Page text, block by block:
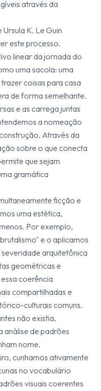
através da
K. Le Guin
este processo.
linear da jornada do
uma sacola: uma
coisas para casa
de forma semelhante.
e as carrega juntas
a nomeação
Através da
sobre o que conecta
que sejam
gramática
ficção e
uma estética,
Por exemplo,
e o aplicamos
arquitetônica
geométricas e
coerência
compartilhadas e
culturais comuns.
não existia,
análise de padrões
nome.
cunhamos ativamente
no vocabulário
visuais coerentes